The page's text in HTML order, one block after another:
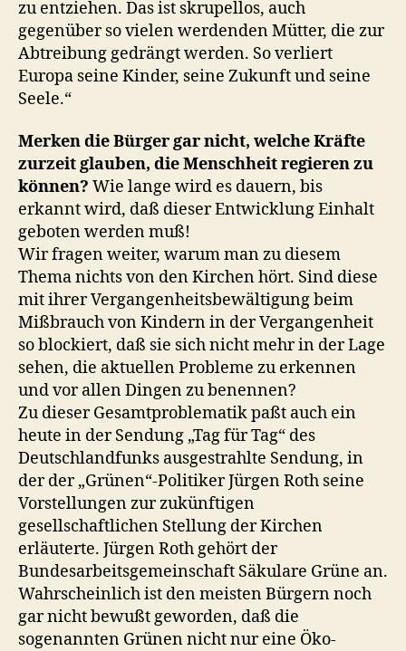
zu entziehen. Das ist skrupellos, auch
gegenüber so vielen werdenden Mütter, die zur
Abtreibung gedrängt werden. So verliert
Europa seine Kinder, seine Zukunft und seine
Seele.“
Merken die Bürger gar nicht, welche Kräfte
zurzeit glauben, die Menschheit regieren zu
können? Wie lange wird es dauern, bis
erkannt wird, daß dieser Entwicklung Einhalt
geboten werden muß!
Wir fragen weiter, warum man zu diesem
Thema nichts von den Kirchen hört. Sind diese
mit ihrer Vergangenheitsbewältigung beim
Mißbrauch von Kindern in der Vergangenheit
so blockiert, daß sie sich nicht mehr in der Lage
sehen, die aktuellen Probleme zu erkennen
und vor allen Dingen zu benennen?
Zu dieser Gesamtproblematik paßt auch ein
heute in der Sendung „Tag für Tag“ des
Deutschlandfunks ausgestrahlte Sendung, in
der der „Grünen“-Politiker Jürgen Roth seine
Vorstellungen zur zukünftigen
gesellschaftlichen Stellung der Kirchen
erläuterte. Jürgen Roth gehört der
Bundesarbeitsgemeinschaft Säkulare Grüne an.
Wahrscheinlich ist den meisten Bürgern noch
gar nicht bewußt geworden, daß die
sogenannten Grünen nicht nur eine Öko-